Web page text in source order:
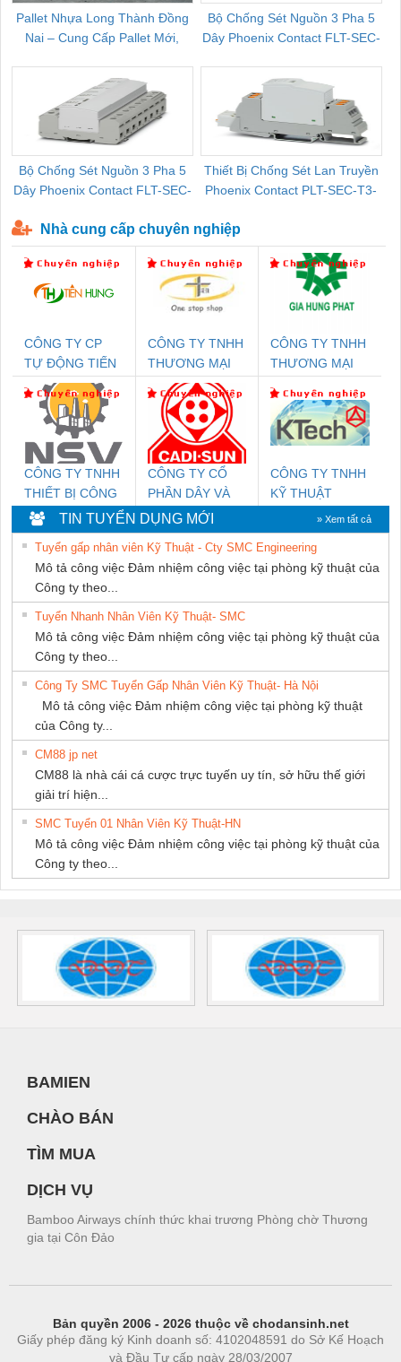
Pallet Nhựa Long Thành Đồng
Nai – Cung Cấp Pallet Mới,
Bộ Chống Sét Nguồn 3 Pha 5
Dây Phoenix Contact FLT-SEC-
Bộ Chống Sét Nguồn 3 Pha 5
Dây Phoenix Contact FLT-SEC-
Thiết Bị Chống Sét Lan Truyền
Phoenix Contact PLT-SEC-T3-
Nhà cung cấp chuyên nghiệp
CÔNG TY CP
TỰ ĐỘNG TIẾN
HƯNG
CÔNG TY TNHH
THƯƠNG MẠI
THIÊN ÂN VIỆT
NAM
CÔNG TY TNHH
THƯƠNG MẠI
THUẬT ĐIỆN CƠ
GIA HƯNG
PHÁT
CÔNG TY TNHH
THIẾT BỊ CÔNG
NGHIỆP NIHON
SETSUBI VIỆT
NAM
CÔNG TY CỔ
PHẦN DÂY VÀ
CÁP ĐIỆN
THƯỢNG ĐÌNH
CÔNG TY TNHH
KỸ THUẬT
KTECH VIỆT
NAM
TIN TUYỂN DỤNG MỚI » Xem tất cả
Tuyển gấp nhân viên Kỹ Thuật - Cty SMC Engineering
Mô tả công việc Đảm nhiệm công việc tại phòng kỹ thuật của
Công ty theo...
Tuyển Nhanh Nhân Viên Kỹ Thuật- SMC
Mô tả công việc Đảm nhiệm công việc tại phòng kỹ thuật của
Công ty theo...
Công Ty SMC Tuyển Gấp Nhân Viên Kỹ Thuật- Hà Nội
Mô tả công việc Đảm nhiệm công việc tại phòng kỹ thuật
của Công ty...
CM88 jp net
CM88 là nhà cái cá cược trực tuyến uy tín, sở hữu thế giới
giải trí hiện...
SMC Tuyển 01 Nhân Viên Kỹ Thuật-HN
Mô tả công việc Đảm nhiệm công việc tại phòng kỹ thuật của
Công ty theo...
BAMIEN
CHÀO BÁN
TÌM MUA
DỊCH VỤ
Bamboo Airways chính thức khai trương Phòng chờ Thương
gia tại Côn Đảo
Bản quyền 2006 - 2026 thuộc về chodansinh.net
Giấy phép đăng ký Kinh doanh số: 4102048591 do Sở Kế Hoạch
và Đầu Tư cấp ngày 28/03/2007